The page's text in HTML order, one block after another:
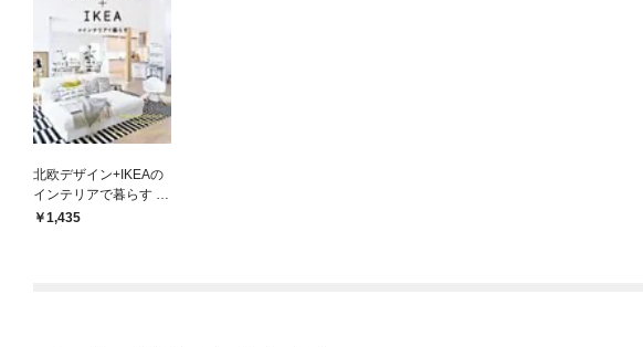
北欧デザイン+IKEAの
インテリアで暮らす :
スウェーデンで見つけ
1,435